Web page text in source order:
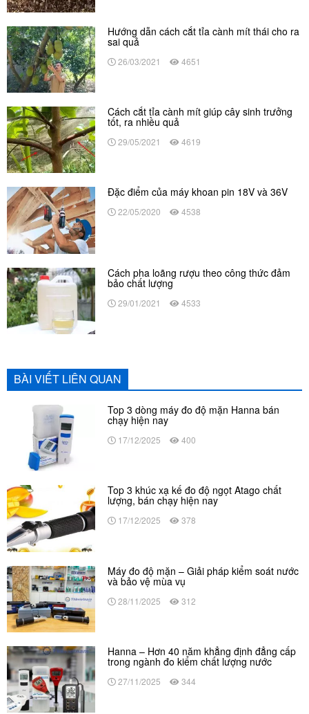
Hướng dẫn cách cắt tỉa cành mít thái cho ra
sai quả
26/03/2021 4651
Cách cắt tỉa cành mít giúp cây sinh trưởng
tốt, ra nhiều quả
29/05/2021 4619
Đặc điểm của máy khoan pin 18V và 36V
22/05/2020 4538
Cách pha loãng rượu theo công thức đảm
bảo chất lượng
29/01/2021 4533
BÀI VIẾT LIÊN QUAN
Top 3 dòng máy đo độ mặn Hanna bán
chạy hiện nay
17/12/2025 400
Top 3 khúc xạ kế đo độ ngọt Atago chất
lượng, bán chạy hiện nay
17/12/2025 378
Máy đo độ mặn – Giải pháp kiểm soát nước
và bảo vệ mùa vụ
28/11/2025 312
Hanna – Hơn 40 năm khẳng định đẳng cấp
trong ngành đo kiểm chất lượng nước
27/11/2025 344